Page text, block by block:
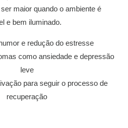
maior quando o ambiente é
e bem iluminado.
e redução do estresse
como ansiedade e depressão
leve
para seguir o processo de
recuperação